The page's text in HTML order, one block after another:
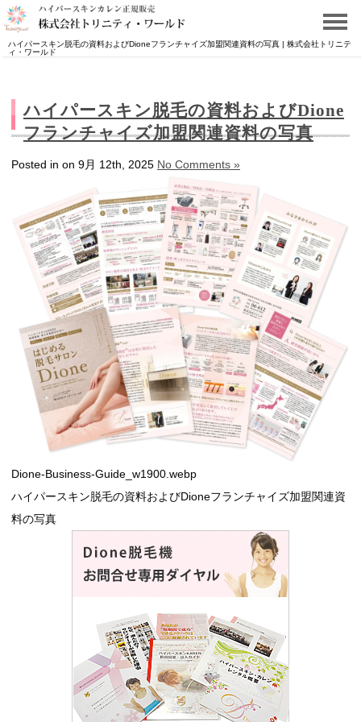
ハイパースキン脱毛の資料およびDioneフランチャイズ加盟関連資料の写真 | 株式会社トリニテ
ィ・ワールド
ハイパースキン脱毛の資料およびDione
フランチャイズ加盟関連資料の写真
Posted in on 9月 12th, 2025 No Comments »
Dione-Business-Guide_w1900.webp
ハイパースキン脱毛の資料およびDioneフランチャイズ加盟関連資
料の写真